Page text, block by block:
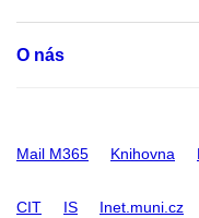
O nás
Mail M365 Knihovna
CIT IS Inet.muni.cz